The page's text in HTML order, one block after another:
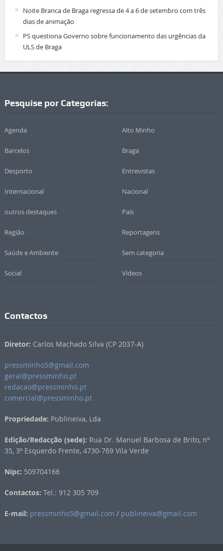
Noite Branca de Braga regressa de 4 a 6 de setembro com três
dias de animação
PS questiona Governo sobre funcionamento das urgências da
ULS de Braga
Pesquise por Categorias:
Agenda Alto Minho
Barcelos Braga
Desporto Entrevistas
Internacional Nacional
outros destaques País
Região Reportagens
Saúde e Ambiente Sem categoria
Social Vídeos
Contactos
Diretor: Carlos Machado Silva (CP 2037-A)
pressminho5@gmail.com
geral@pressminho.pt
redacao@pressminho.pt
comercial@pressminho.pt
Propriedade: Publineiva, Lda
Edição/Redacção (sede): Rua Dr. Manuel Barbosa de Brito, nº
35, 3º Esquerdo Frente, 4730-769 Vila Verde
Nipc: 509704166
Contactos: Tel.: 912 305 709
E-mail: pressminho5@gmail.com / publineiva@gmail.com